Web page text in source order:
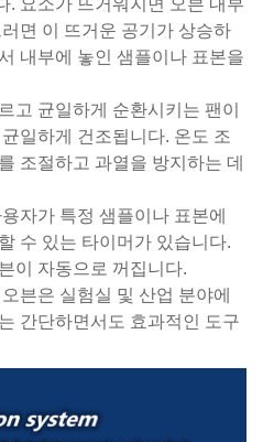
면 이 뜨거운 공기가 상승하
내부에 놓인 샘플이나 표본을
고 균일하게 순환시키는 팬이
일하게 건조됩니다. 온도 조
조절하고 과열을 방지하는 데
자가 특정 샘플이나 표본에
수 있는 타이머가 있습니다.
이 자동으로 꺼집니다.
븐은 실험실 및 산업 분야에
간단하면서도 효과적인 도구